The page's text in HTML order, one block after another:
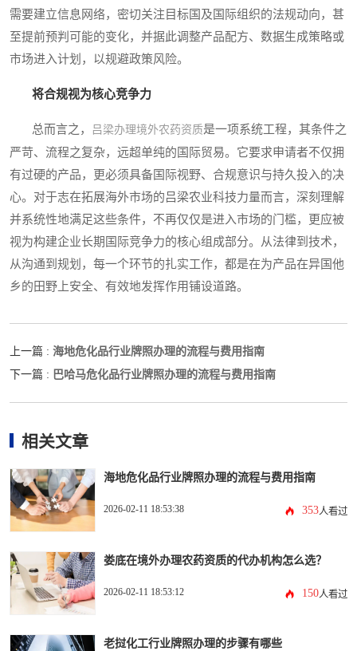
需要建立信息网络，密切关注目标国及国际组织的法规动向，甚
至提前预判可能的变化，并据此调整产品配方、数据生成策略或
市场进入计划，以规避政策风险。
将合规视为核心竞争力
总而言之， 吕梁办理境外农药资质是一项系统工程，其条件之
严苛、流程之复杂，远超单纯的国际贸易。它要求申请者不仅拥
有过硬的产品，更必须具备国际视野、合规意识与持久投入的决
心。对于志在拓展海外市场的吕梁农业科技力量而言，深刻理解
并系统性地满足这些条件，不再仅仅是进入市场的门槛，更应被
视为构建企业长期国际竞争力的核心组成部分。从法律到技术，
从沟通到规划，每一个环节的扎实工作，都是在为产品在异国他
乡的田野上安全、有效地发挥作用铺设道路。
上一篇 : 海地危化品行业牌照办理的流程与费用指南
下一篇 : 巴哈马危化品行业牌照办理的流程与费用指南
相关文章
海地危化品行业牌照办理的流程与费用指南
2026-02-11 18:53:38 353人看过
娄底在境外办理农药资质的代办机构怎么选？
2026-02-11 18:53:12 150人看过
老挝化工行业牌照办理的步骤有哪些